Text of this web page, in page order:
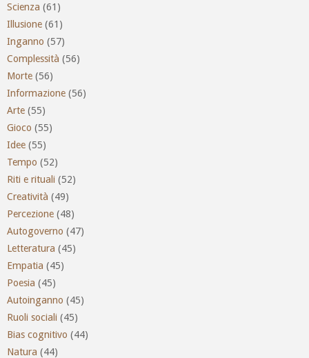
Scienza (61)
Illusione (61)
Inganno (57)
Complessità (56)
Morte (56)
Informazione (56)
Arte (55)
Gioco (55)
Idee (55)
Tempo (52)
Riti e rituali (52)
Creatività (49)
Percezione (48)
Autogoverno (47)
Letteratura (45)
Empatia (45)
Poesia (45)
Autoinganno (45)
Ruoli sociali (45)
Bias cognitivo (44)
Natura (44)